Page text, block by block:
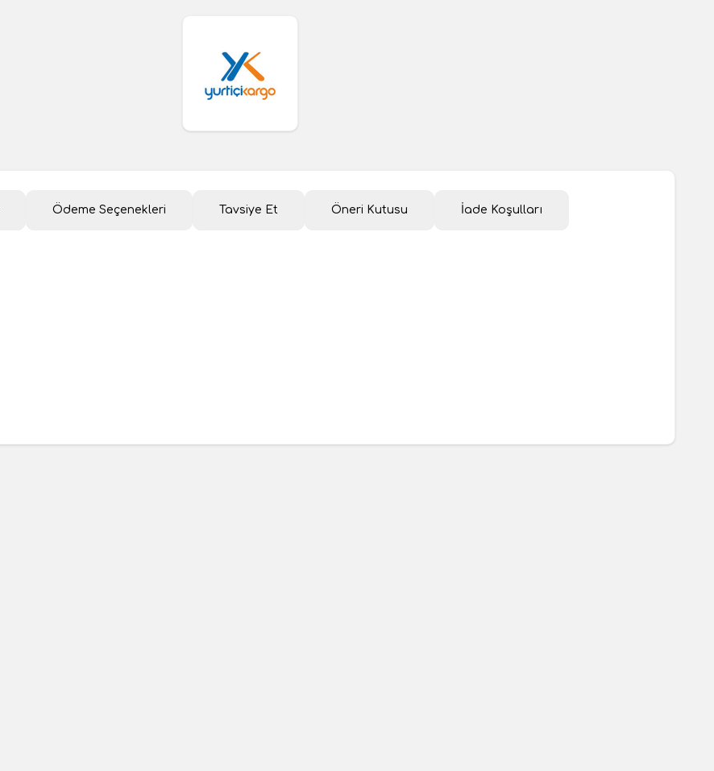
Ödeme Seçenekleri Tavsiye Et Öneri Kutusu İade Koşulları